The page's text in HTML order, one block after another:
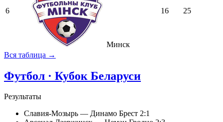
6
Минск
16 25
Вся таблица →
Футбол · Кубок Беларуси
Результаты
Славия-Мозырь — Динамо Брест 2:1